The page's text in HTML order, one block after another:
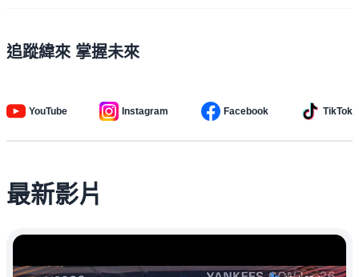
追蹤緯來 掌握未來
YouTube Instagram Facebook TikTok
最新影片